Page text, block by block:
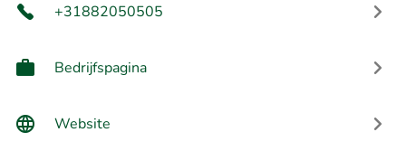
+31882050505
Bedrijfspagina
Website